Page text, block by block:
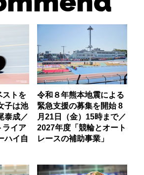
ストを
子は池
泰成／
ライア
ハイ自
令和８年熊本地震による
緊急支援の募集を開始 8
月21日（金）15時まで／
2027年度「競輪とオート
レースの補助事業」